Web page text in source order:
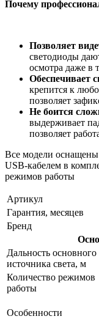
Почему
Позволяет
светодиоды
осмотра даже в
Обеспечивает
крепится к
позволяет
Не боится
выдерживает
позволяет
Все модели
USB-кабелем в
режимов работы
Артикул
Гарантия, месяцев
Бренд
Дальность основного
источника света, м
Количество режимов
работы
Особенности